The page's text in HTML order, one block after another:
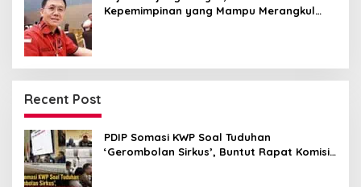
Kepemimpinan yang Mampu Merangkul
Recent Post
PDIP Somasi KWP Soal Tuduhan
‘Gerombolan Sirkus’, Buntut Rapat Komisi